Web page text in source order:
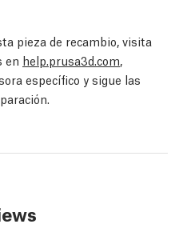
pieza de recambio, visita
en help.prusa3d.com,
específico y sigue las